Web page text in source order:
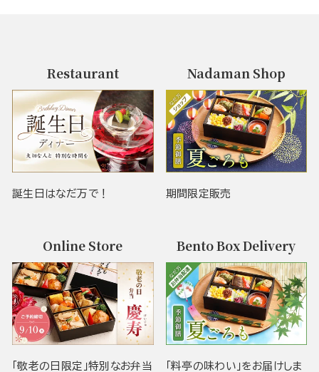
Restaurant
誕生日はなだ万で！
Nadaman Shop
期間限定販売
Online Store
「敬老の日限定」特別なお弁当
Bento Box Delivery
「料亭の味わい」をお届けしま